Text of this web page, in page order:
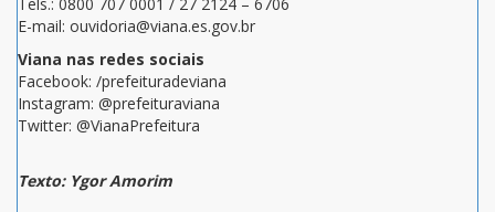
E-mail: ouvidoria@viana.es.gov.br
Viana nas redes sociais
Facebook: /prefeituradeviana
Instagram: @prefeituraviana
Twitter: @VianaPrefeitura
Texto: Ygor Amorim